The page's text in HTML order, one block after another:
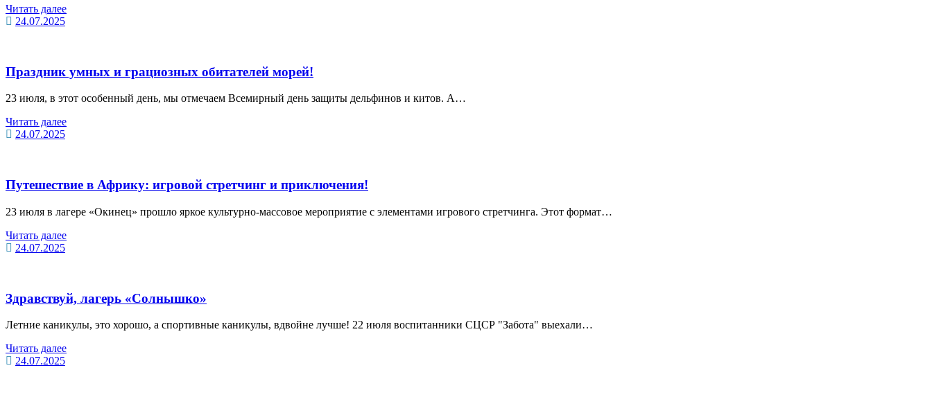
Читать далее
24.07.2025
Праздник умных и грациозных обитателей морей!
23 июля, в этот особенный день, мы отмечаем Всемирный день защиты дельфинов и китов. А…
Читать далее
24.07.2025
Путешествие в Африку: игровой стретчинг и приключения!
23 июля в лагере «Окинец» прошло яркое культурно-массовое мероприятие с элементами игрового стретчинга. Этот формат…
Читать далее
24.07.2025
Здравствуй, лагерь «Солнышко»
Летние каникулы, это хорошо, а спортивные каникулы, вдвойне лучше! 22 июля воспитанники СЦСР "Забота" выехали…
Читать далее
24.07.2025